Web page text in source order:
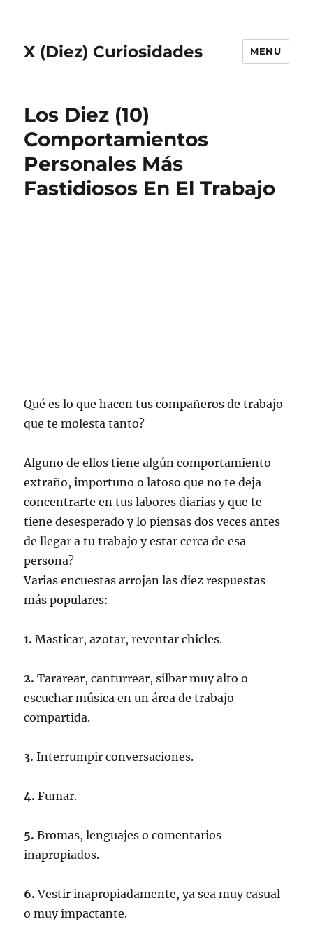
X (Diez) Curiosidades MENU
Los Diez (10)
Comportamientos
Personales Más
Fastidiosos En El Trabajo
Qué es lo que hacen tus compañeros de trabajo
que te molesta tanto?
Alguno de ellos tiene algún comportamiento
extraño, importuno o latoso que no te deja
concentrarte en tus labores diarias y que te
tiene desesperado y lo piensas dos veces antes
de llegar a tu trabajo y estar cerca de esa
persona?
Varias encuestas arrojan las diez respuestas
más populares:
1. Masticar, azotar, reventar chicles.
2.Tararear, canturrear, silbar muy alto o
escuchar música en un área de trabajo
compartida.
3. Interrumpir conversaciones.
4. Fumar.
5. Bromas, lenguajes o comentarios
inapropiados.
6. Vestir inapropiadamente, ya sea muy casual
o muy impactante.